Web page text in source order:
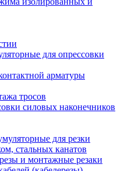
для опрессовки
арматуры
тросов
силовых наконечников
для резки
стальных канатов
и монтажные резаки